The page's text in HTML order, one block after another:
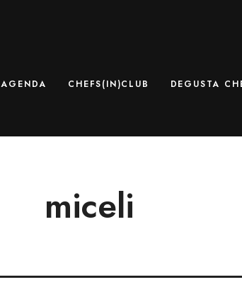
AGENDA CHEFS(IN)CLUB DEGUSTA
miceli